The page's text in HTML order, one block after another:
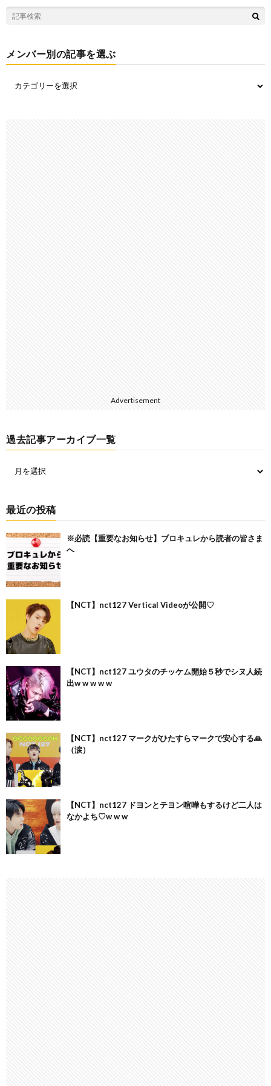
メンバー別の記事を選ぶ
Advertisement
過去記事アーカイブ一覧
最近の投稿
※必読【重要なお知らせ】ブロキュレから読者の皆さま
へ
【NCT】nct127 Vertical Videoが公開♡
【NCT】nct127 ユウタのチッケム開始５秒でシヌ人続
出w w w w w
【NCT】nct127 マークがひたすらマークで安心する🙏
（涙）
【NCT】nct127 ドヨンとテヨン喧嘩もするけど二人は
なかよち♡w w w